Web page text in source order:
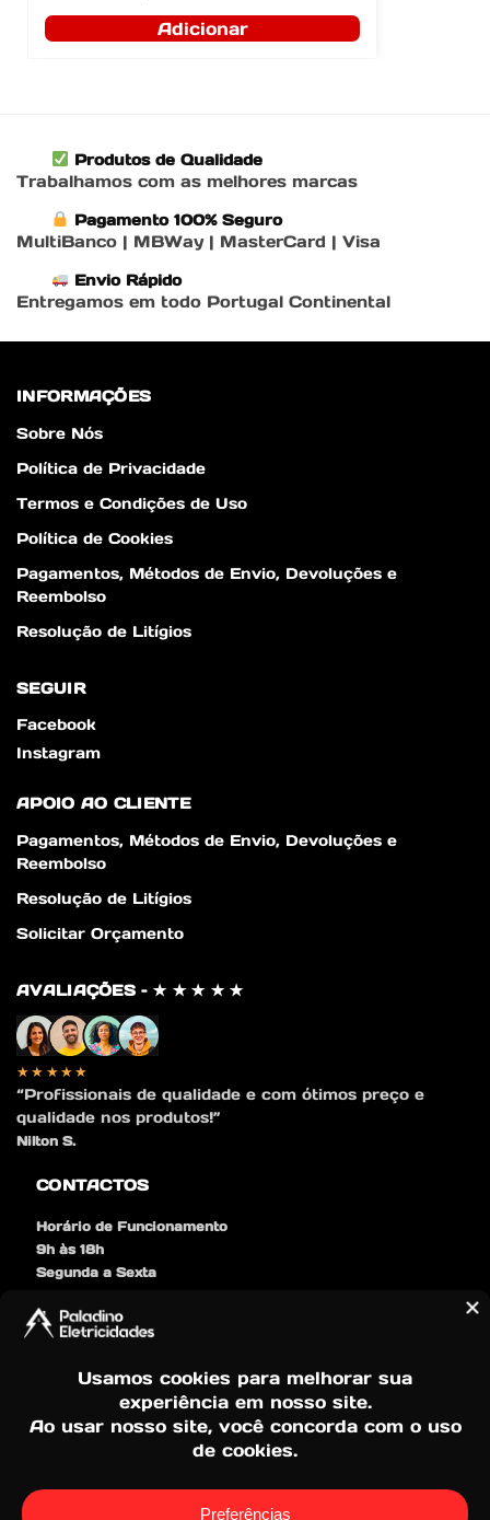
Adicionar
Produtos de Qualidade
Trabalhamos com as melhores marcas
Pagamento 100% Seguro
MultiBanco | MBWay | MasterCard | Visa
Envio Rápido
Entregamos em todo Portugal Continental
INFORMAÇÕES
Sobre Nós
Política de Privacidade
Termos e Condições de Uso
Política de Cookies
Pagamentos, Métodos de Envio, Devoluções e
Reembolso
Resolução de Litígios
SEGUIR
Facebook
Instagram
APOIO AO CLIENTE
Pagamentos, Métodos de Envio, Devoluções e
Reembolso
Resolução de Litígios
Solicitar Orçamento
AVALIAÇÕES – ✭ ✭ ✭ ✭ ✭
★★★★★
“Profissionais de qualidade e com ótimos preço e
qualidade nos produtos!”
Nilton S.
CONTACTOS
Horário de Funcionamento
9h às 18h
Segunda a Sexta
orcamento@paladinoeletricidades.com
(Chamada para a Rede Movel Nacional)